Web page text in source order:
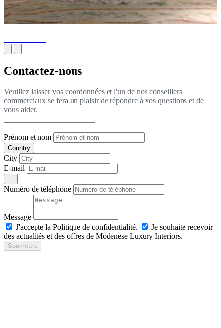
Contactez-nous
Veuillez laisser vos coordonnées et l'un de nos conseillers
commerciaux se fera un plaisir de répondre à vos questions et de
vous aider.
Prénom et nom
Country
City
E-mail
Numéro de téléphone
Message
J'accepte la Politique de confidentialité.
Je souhaite recevoir
des actualités et des offres de Modenese Luxury Interiors.
Soumettre